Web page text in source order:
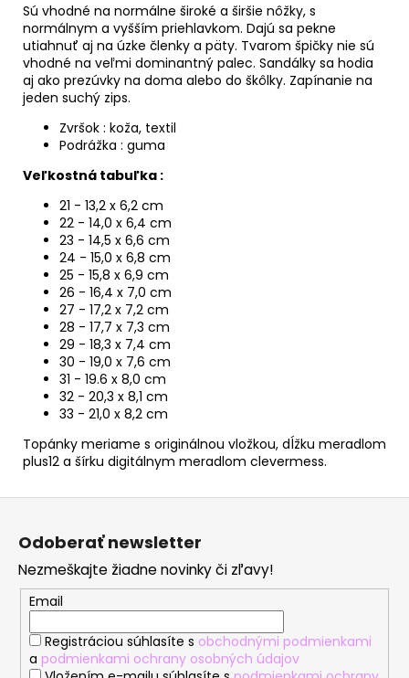
Sú vhodné na normálne široké a širšie nôžky, s
normálnym a vyšším priehlavkom. Dajú sa pekne
utiahnuť aj na úzke členky a päty. Tvarom špičky nie sú
vhodné na veľmi dominantný palec. Sandálky sa hodia
aj ako prezúvky na doma alebo do škôlky. Zapínanie na
jeden suchý zips.
Zvršok : koža, textil
Podrážka : guma
Veľkostná tabuľka :
21 - 13,2 x 6,2 cm
22 - 14,0 x 6,4 cm
23 - 14,5 x 6,6 cm
24 - 15,0 x 6,8 cm
25 - 15,8 x 6,9 cm
26 - 16,4 x 7,0 cm
27 - 17,2 x 7,2 cm
28 - 17,7 x 7,3 cm
29 - 18,3 x 7,4 cm
30 - 19,0 x 7,6 cm
31 - 19.6 x 8,0 cm
32 - 20,3 x 8,1 cm
33 - 21,0 x 8,2 cm
Topánky meriame s originálnou vložkou, dĺžku meradlom
plus12 a šírku digitálnym meradlom clevermess.
Z
Odoberať newsletter
Nezmeškajte žiadne novinky či zľavy!
Email
Registráciou súhlasíte s obchodnými podmienkami
a podmienkami ochrany osobných údajov